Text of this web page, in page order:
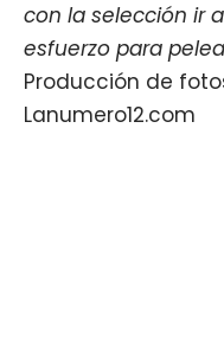
con la selección ir
esfuerzo para
Producción de
Lanumero12.com